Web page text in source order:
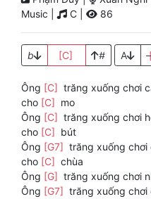
Music |
C | 86
b [C] # A
Ông [C] trăng xuống chơi
cho [C] mo
Ông [C] trăng xuống chơi
cho [C] bút
Ông [G7] trăng xuống chơi
cho [C] chùa
Ông [G] trăng xuống chơi
Ông [G7] trăng xuống chơi